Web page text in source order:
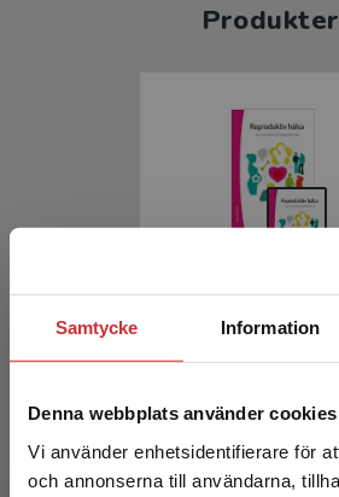
Samtycke Information
Denna webbplats använder cookies
Vi använder enhetsidentifierare för
och annonserna till användarna,
Produkter
917 krinkl. moms